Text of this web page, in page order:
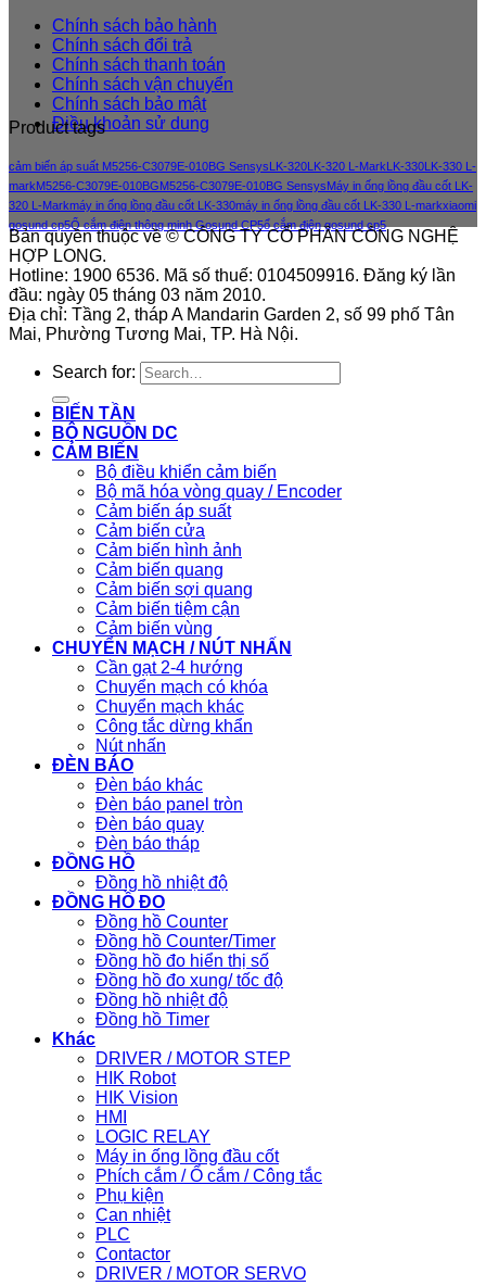
Chính sách bảo hành
Chính sách đổi trả
Chính sách thanh toán
Chính sách vận chuyển
Chính sách bảo mật
Điều khoản sử dung
Product tags
cảm biến áp suất M5256-C3079E-010BG Sensys LK-320 LK-320 L-Mark LK-330 LK-330 L-
markM5256-C3079E-010BGM5256-C3079E-010BG SensysMáy in ống lồng đầu cốt LK-
320 L-Markmáy in ống lồng đầu cốt LK-330máy in ống lồng đầu cốt LK-330 L-markxiaomi
gosund cp5Ổ cắm điện thông minh Gosund CP5ổ cắm điện gosund cp5
Bản quyền thuộc về © CÔNG TY CỔ PHẦN CÔNG NGHỆ
HỢP LONG.
Hotline: 1900 6536. Mã số thuế: 0104509916. Đăng ký lần
đầu: ngày 05 tháng 03 năm 2010.
Địa chỉ: Tầng 2, tháp A Mandarin Garden 2, số 99 phố Tân
Mai, Phường Tương Mai, TP. Hà Nội.
Search for:
BIẾN TẦN
BỘ NGUỒN DC
CẢM BIẾN
Bộ điều khiển cảm biến
Bộ mã hóa vòng quay / Encoder
Cảm biến áp suất
Cảm biến cửa
Cảm biến hình ảnh
Cảm biến quang
Cảm biến sợi quang
Cảm biến tiệm cận
Cảm biến vùng
CHUYỂN MẠCH / NÚT NHẤN
Cần gạt 2-4 hướng
Chuyển mạch có khóa
Chuyển mạch khác
Công tắc dừng khẩn
Nút nhấn
ĐÈN BÁO
Đèn báo khác
Đèn báo panel tròn
Đèn báo quay
Đèn báo tháp
ĐỒNG HỒ
Đồng hồ nhiệt độ
ĐỒNG HỒ ĐO
Đồng hồ Counter
Đồng hồ Counter/Timer
Đồng hồ đo hiển thị số
Đồng hồ đo xung/ tốc độ
Đồng hồ nhiệt độ
Đồng hồ Timer
Khác
DRIVER / MOTOR STEP
HIK Robot
HIK Vision
HMI
LOGIC RELAY
Máy in ống lồng đầu cốt
Phích cắm / Ổ cắm / Công tắc
Phụ kiện
Can nhiệt
PLC
Contactor
DRIVER / MOTOR SERVO